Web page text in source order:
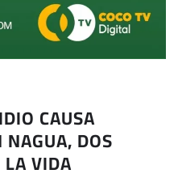
CAUSA
DOS
VIDA